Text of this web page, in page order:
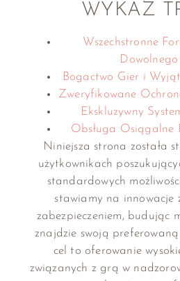
WYKAZ
Wszechstronne
Bogactwo Gier i
Zweryfikowane
Ekskluzywny
Obsługa Osiągalne
Niniejsza strona została
użytkownikach
standardowych
stawiamy na innowacje
zabezpieczeniem, budując
znajdzie swoją
cel to oferowanie
związanych z grą w